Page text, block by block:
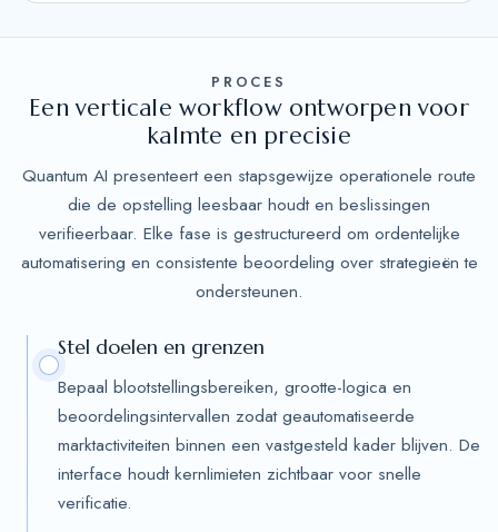
PROCES
Een verticale workflow ontworpen voor
kalmte en precisie
Quantum AI presenteert een stapsgewijze operationele route
die de opstelling leesbaar houdt en beslissingen
verifieerbaar. Elke fase is gestructureerd om ordentelijke
automatisering en consistente beoordeling over strategieën te
ondersteunen.
Stel doelen en grenzen
Bepaal blootstellingsbereiken, grootte-logica en
beoordelingsintervallen zodat geautomatiseerde
marktactiviteiten binnen een vastgesteld kader blijven. De
interface houdt kernlimieten zichtbaar voor snelle
verificatie.